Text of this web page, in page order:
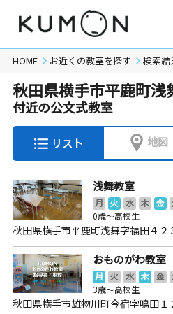
HOME お近くの教室を探す 検索結
秋田県横手市平鹿町浅
付近の公文式教室
リスト 地図
浅舞教室
月 火 水 木 金
0歳～高校生
秋田県横手市平鹿町浅舞字福田４２
おものがわ教室
月 火 水 木 金
3歳～高校生
秋田県横手市雄物川町今宿字鳴田１